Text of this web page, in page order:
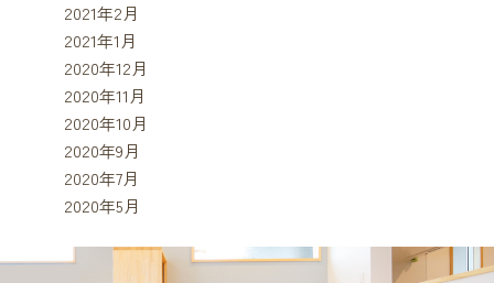
2021年2月
2021年1月
2020年12月
2020年11月
2020年10月
2020年9月
2020年7月
2020年5月